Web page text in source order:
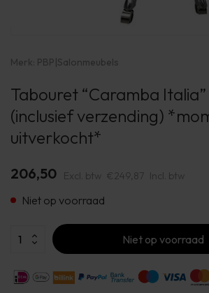
Merk: PBP|Salonmeubels
Tabouret “Caramba Italia”
(inclusief verzending)
uitverkocht*
206,50 Excl. btw €249,87 Incl. btw
Niet op voorraad
Niet op voorraad